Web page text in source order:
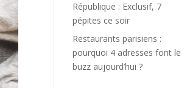
République : Exclusif, 7
pépites ce soir
Restaurants parisiens :
pourquoi 4 adresses font le
buzz aujourd’hui ?